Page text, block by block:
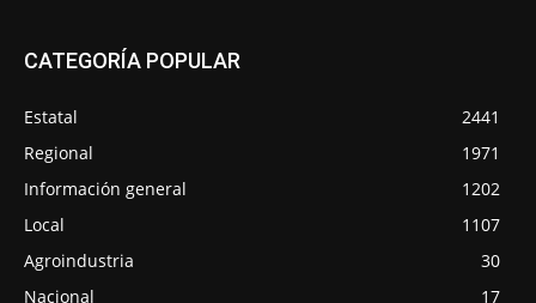
CATEGORÍA POPULAR
Estatal
2441
Regional
1971
Información general
1202
Local
1107
Agroindustria
30
Nacional
17